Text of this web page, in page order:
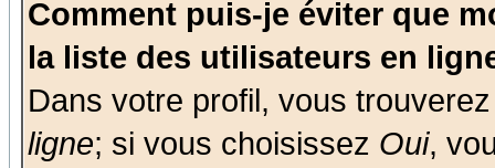
Comment puis-je éviter que
la liste des utilisateurs en
Dans votre profil, vous
ligne; si vous choisissez Oui,